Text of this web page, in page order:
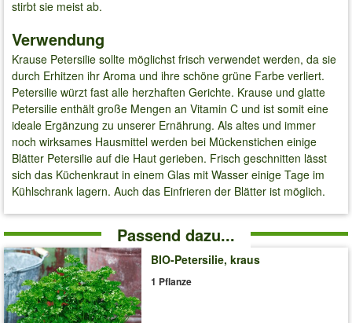
stirbt sie meist ab.
Verwendung
Krause Petersilie sollte möglichst frisch verwendet werden, da sie
durch Erhitzen ihr Aroma und ihre schöne grüne Farbe verliert.
Petersilie würzt fast alle herzhaften Gerichte. Krause und glatte
Petersilie enthält große Mengen an Vitamin C und ist somit eine
ideale Ergänzung zu unserer Ernährung. Als altes und immer
noch wirksames Hausmittel werden bei Mückenstichen einige
Blätter Petersilie auf die Haut gerieben. Frisch geschnitten lässt
sich das Küchenkraut in einem Glas mit Wasser einige Tage im
Kühlschrank lagern. Auch das Einfrieren der Blätter ist möglich.
Passend dazu...
BIO-Petersilie, kraus
1 Pflanze